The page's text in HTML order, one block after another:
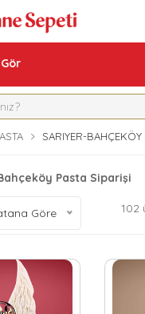
SARIYER-BAHÇEKÖY
Pasta Siparişi
Göre 102